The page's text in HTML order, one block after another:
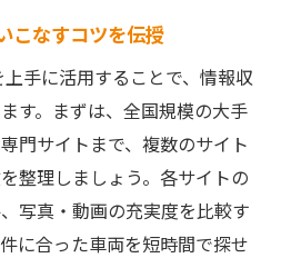
こなすコツを伝授
上手に活用することで、情報収
す。まずは、全国規模の大手
門サイトまで、複数のサイト
整理しましょう。各サイトの
写真・動画の充実度を比較す
に合った車両を短時間で探せ